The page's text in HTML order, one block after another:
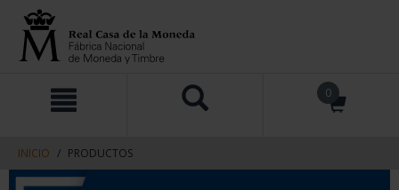
contenido
navegacin
0
INICIO PRODUCTOS